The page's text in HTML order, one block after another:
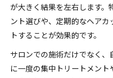
が大きく結果を左右します。
ント選びや、定期的なヘア
トすることが効果的です。
サロンでの施術だけでなく
に一度の集中トリートメン